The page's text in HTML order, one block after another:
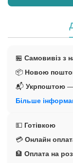
🏪 Самовивіз з
📦 Новою
📬 Укрпоштою —
Більше
💵 Готівкою
💳 Онлайн
🏦 Оплата на